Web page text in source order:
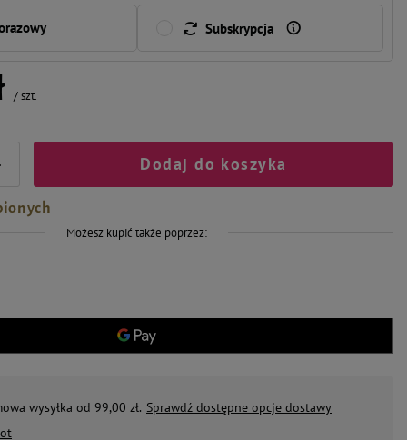
Subskrypcja
/szt.
Dodaj do koszyka
Możesz kupić także poprzez:
wysyłka od 99,00 zł. Sprawdź dostępne opcje dostawy